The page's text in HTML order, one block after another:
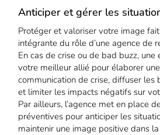
Anticiper et gérer les
Protéger et valoriser votre image
intégrante du rôle d’une agence de
En cas de crise ou de bad buzz, une
votre meilleur allié pour élaborer
communication de crise, diffuser les
et limiter les impacts négatifs sur
Par ailleurs, l’agence met en place
préventives pour anticiper les
maintenir une image positive dans